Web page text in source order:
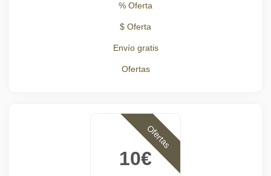
% Oferta
$ Oferta
Envío gratis
Ofertas
10€
Ofertas